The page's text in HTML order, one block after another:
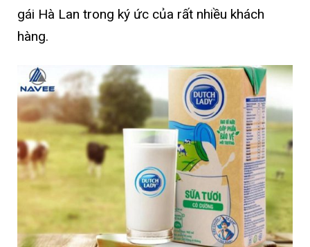
gái Hà Lan trong ký ức của rất nhiều khách
hàng.